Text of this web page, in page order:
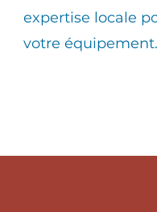
expertise locale
votre équipement.